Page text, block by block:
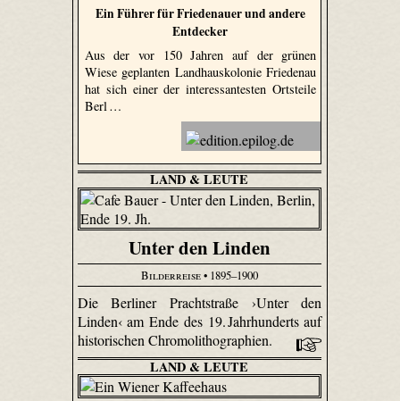
Ein Führer für Friedenauer und andere
Entdecker
Aus der vor 150 Jahren auf der grünen
Wiese geplanten Landhauskolonie Friedenau
hat sich einer der interessantesten Ortsteile
Berl …
LAND & LEUTE
Unter den Linden
Bilderreise• 1895–1900
Die Berliner Prachtstraße ›Unter den
Linden‹ am Ende des 19. Jahrhunderts auf
historischen Chromolithographien.
LAND & LEUTE